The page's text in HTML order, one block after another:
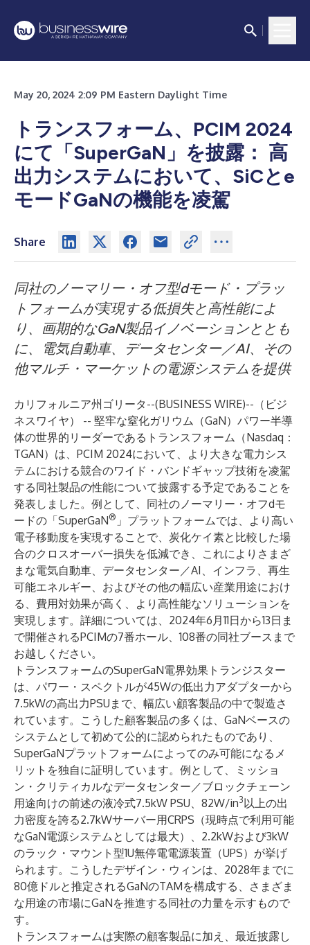
May 20, 2024 2:09 PM Eastern Daylight Time
トランスフォーム、PCIM 2024
にて「SuperGaN」を披露： 高
出力システムにおいて、SiCとe
モードGaNの機能を凌駕
Share
同社のノーマリー・オフ型dモード・プラッ
トフォームが実現する低損失と高性能によ
り、画期的なGaN製品イノベーションととも
に、電気自動車、データセンター／AI、その
他マルチ・マーケットの電源システムを提供
カリフォルニア州ゴリータ--(BUSINESS WIRE)-- （ビジ
ネスワイヤ） -- 堅牢な窒化ガリウム（GaN）パワー半導
体の世界的リーダーである トランスフォーム （Nasdaq：
TGAN）は、PCIM 2024において、より大きな電力シス
テムにおける競合のワイド・バンドギャップ技術を凌駕
する同社製品の性能について披露する予定であることを
発表しました。例として、同社のノーマリー・オフdモ
ードの「SuperGaN® 」プラットフォームでは、より高い
電子移動度を実現することで、炭化ケイ素と比較した場
合のクロスオーバー損失を低減でき、これによりさまざ
まな電気自動車、データセンター／AI、インフラ、再生
可能エネルギー、およびその他の幅広い産業用途におけ
る、費用対効果が高く、より高性能なソリューションを
実現します。詳細については、2024年6月11日から13日ま
で開催されるPCIMの7番ホール、108番の同社ブースまで
お越しください。
トランスフォームのSuperGaN電界効果トランジスター
は、パワー・スペクトルが45Wの低出力アダプターから
7.5kWの高出力PSUまで、幅広い顧客製品の中で製造さ
れています。こうした顧客製品の多くは、GaNベースの
システムとして初めて公的に認められたものであり、
SuperGaNプラットフォームによってのみ可能になるメ
リットを独自に証明しています。例として、ミッショ
ン・クリティカルなデータセンター／ブロックチェーン
用途向けの前述の液冷式7.5kW PSU、82W/in3以上の出
力密度を誇る2.7kWサーバー用CRPS（現時点で利用可能
なGaN電源システムとしては最大）、2.2kWおよび3kW
のラック・マウント型1U無停電電源装置（UPS）が挙げ
られます。こうしたデザイン・ウィンは、2028年までに
80億ドルと推定されるGaNのTAMを構成する、さまざま
な用途の市場にGaNを推進する同社の力量を示すもので
す。
トランスフォームは実際の顧客製品に加え、最近披露し